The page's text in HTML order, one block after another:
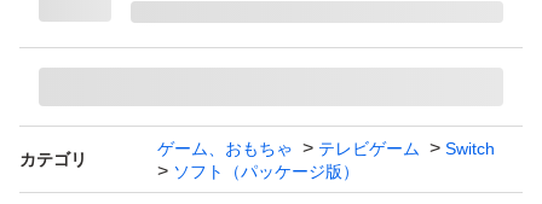
カテゴリ
ゲーム、おもちゃ テレビゲーム
Switch
ソフト（パッケージ版）